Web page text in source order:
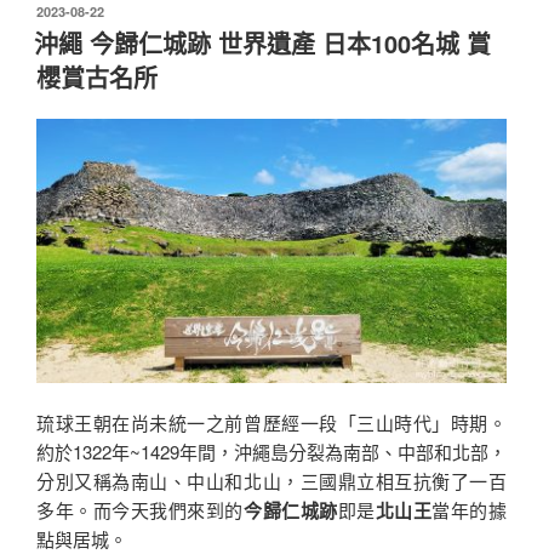
麻
市
勝
連
城
跡
世
界
文
化
遺
產
日
本
100
名
城〉
發
佈
於
2023-08-22
沖繩 今歸仁城跡 世界遺產 日本100名城 賞
櫻賞古名所
琉球王朝在尚未統一之前曾歷經一段「三山時代」時期。
約於1322年~1429年間，沖繩島分裂為南部、中部和北部，
分別又稱為南山、中山和北山，三國鼎立相互抗衡了一百
多年。而今天我們來到的今歸仁城跡即是北山王當年的據
點與居城。